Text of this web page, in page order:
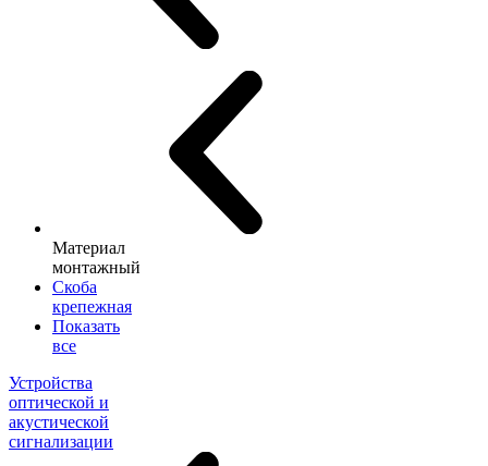
Материал
монтажный
Скоба
крепежная
Показать
все
Устройства
оптической и
акустической
сигнализации